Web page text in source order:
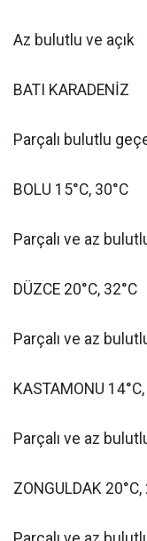
Az bulutlu ve açık
BATI KARADENİZ
Parçalı bulutlu
BOLU 15°C, 30°C
Parçalı ve az
DÜZCE 20°C, 32°C
Parçalı ve az
KASTAMONU
Parçalı ve az
ZONGULDAK 20°C,